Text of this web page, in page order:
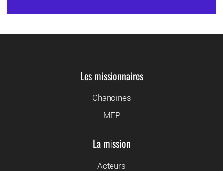
Les missionnaires
Chanoines
MEP
La mission
Acteurs